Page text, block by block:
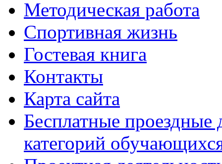
Методическая работа
Спортивная жизнь
Гостевая книга
Контакты
Карта сайта
Бесплатные
категорий